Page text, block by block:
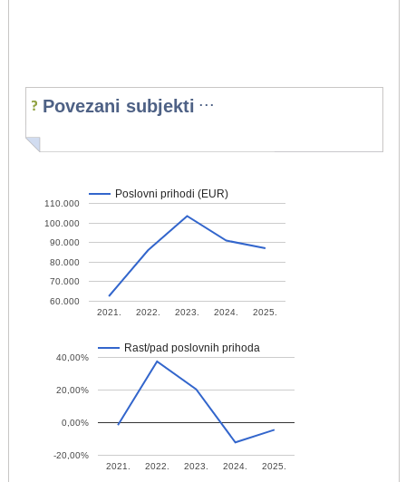
Povezani subjekti ...
Poslovni prihodi (EUR)
2021. 2022. 2023. 2024. 2025.
60.000
70.000
80.000
90.000
100.000
110.000
Rast/pad poslovnih prihoda
2021. 2022. 2023. 2024. 2025.
-20,00%
0,00%
20,00%
40,00%